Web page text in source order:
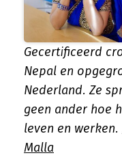
Gecertificeerd
Nepal en
Nederland. Ze
geen ander hoe
leven en werken.
Malla